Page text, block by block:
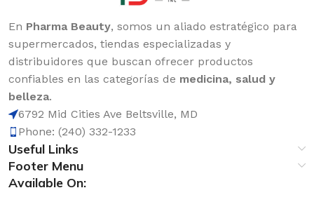
En Pharma Beauty, somos un aliado estratégico para
supermercados, tiendas especializadas y
distribuidores que buscan ofrecer productos
confiables en las categorías de medicina, salud y
belleza.
6792 Mid Cities Ave Beltsville, MD
Phone: (240) 332-1233
Useful Links
Footer Menu
Available On: